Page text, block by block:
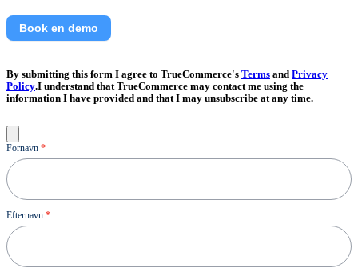
Book en demo
By submitting this form I agree to TrueCommerce's Terms and Privacy
Policy.I understand that TrueCommerce may contact me using the
information I have provided and that I may unsubscribe at any time.
Kontakt
os
Fornavn *
Efternavn *